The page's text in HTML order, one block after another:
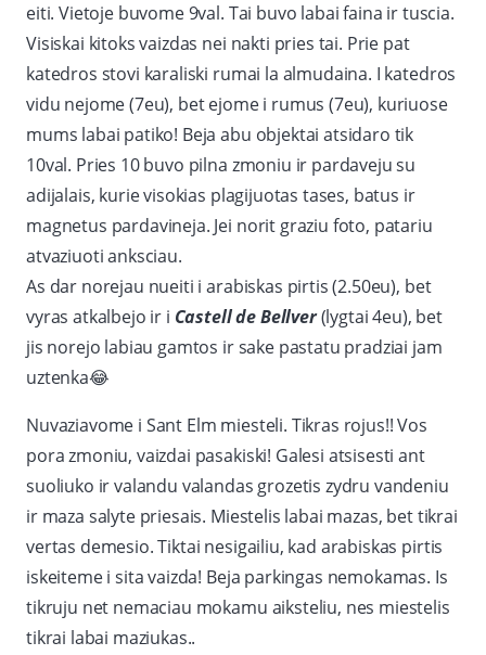
eiti. Vietoje buvome 9val. Tai buvo labai faina ir tuscia.
Visiskai kitoks vaizdas nei nakti pries tai. Prie pat
katedros stovi karaliski rumai la almudaina. I katedros
vidu nejome (7eu), bet ejome i rumus (7eu), kuriuose
mums labai patiko! Beja abu objektai atsidaro tik
10val. Pries 10 buvo pilna zmoniu ir pardaveju su
adijalais, kurie visokias plagijuotas tases, batus ir
magnetus pardavineja. Jei norit graziu foto, patariu
atvaziuoti anksciau.
As dar norejau nueiti i arabiskas pirtis (2.50eu), bet
vyras atkalbejo ir i Castell de Bellver(lygtai 4eu), bet
jis norejo labiau gamtos ir sake pastatu pradziai jam
uztenka😂
Nuvaziavome i Sant Elm miesteli. Tikras rojus!! Vos
pora zmoniu, vaizdai pasakiski! Galesi atsisesti ant
suoliuko ir valandu valandas grozetis zydru vandeniu
ir maza salyte priesais. Miestelis labai mazas, bet tikrai
vertas demesio. Tiktai nesigailiu, kad arabiskas pirtis
iskeiteme i sita vaizda! Beja parkingas nemokamas. Is
tikruju net nemaciau mokamu aiksteliu, nes miestelis
tikrai labai maziukas..